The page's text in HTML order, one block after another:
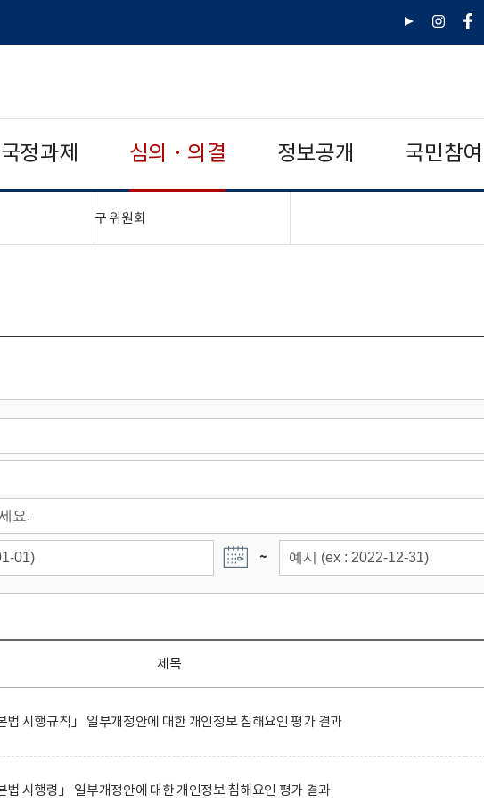
유
인
페
국정과제 심의 · 의결 정보공개 국민참여
구 위원회
~
제목
법 시행규칙」 일부개정안에 대한 개인정보 침해요인 평가 결과
법 시행령」 일부개정안에 대한 개인정보 침해요인 평가 결과